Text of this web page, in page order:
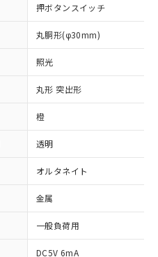
押ボタンスイッチ
丸胴形(φ30mm)
照光
丸形 突出形
橙
透明
オルタネイト
金属
一般負荷用
DC5V 6mA